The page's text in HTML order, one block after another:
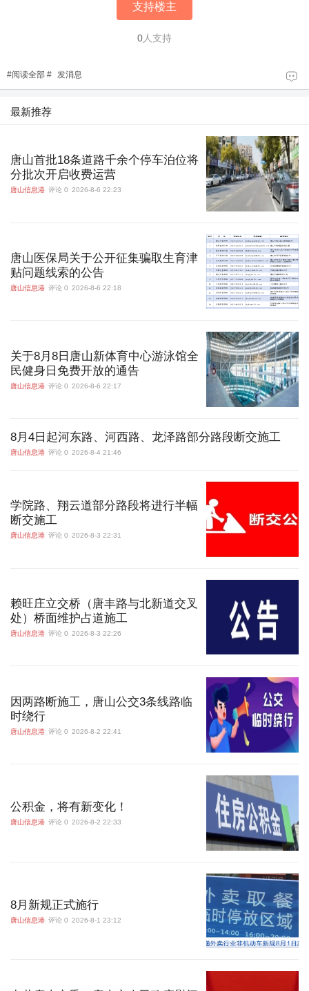
支持楼主
0人支持
#阅读全部 # 发消息
最新推荐
唐山首批18条道路千余个停车泊位将
分批次开启收费运营
唐山信息港 评论 0 2026-8-6 22:23
唐山医保局关于公开征集骗取生育津
贴问题线索的公告
唐山信息港 评论 0 2026-8-6 22:18
关于8月8日唐山新体育中心游泳馆全
民健身日免费开放的通告
唐山信息港 评论 0 2026-8-6 22:17
8月4日起河东路、河西路、龙泽路部分路段断交施工
唐山信息港 评论 0 2026-8-4 21:46
学院路、翔云道部分路段将进行半幅
断交施工
唐山信息港 评论 0 2026-8-3 22:31
赖旺庄立交桥（唐丰路与北新道交叉
处）桥面维护占道施工
唐山信息港 评论 0 2026-8-3 22:26
因两路断施工，唐山公交3条线路临
时绕行
唐山信息港 评论 0 2026-8-2 22:41
公积金，将有新变化！
唐山信息港 评论 0 2026-8-2 22:33
8月新规正式施行
唐山信息港 评论 0 2026-8-1 23:12